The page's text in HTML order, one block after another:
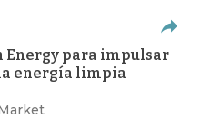
Energy para impulsar
energía limpia